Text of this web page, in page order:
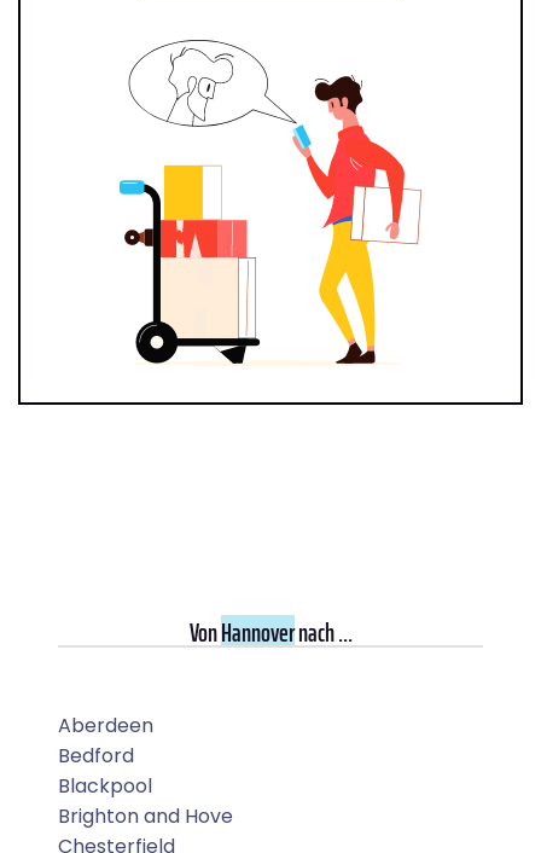
VonHannovernach ...
Aberdeen
Bedford
Blackpool
Brighton and Hove
Chesterfield